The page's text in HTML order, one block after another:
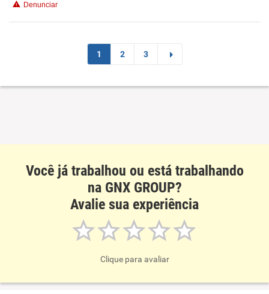
Recomenda esta empresa
Recomenda a diretoria
Denunciar
1 2 3
Você já trabalhou ou está trabalhando
na GNX GROUP?
Avalie sua experiência
Clique para avaliar